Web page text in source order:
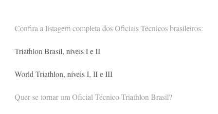
Confira a listagem completa dos Oficiais Técnicos brasileiros:
Triathlon Brasil, níveis I e II
World Triathlon, níveis I, II e III
Quer se tornar um Oficial Técnico Triathlon Brasil?